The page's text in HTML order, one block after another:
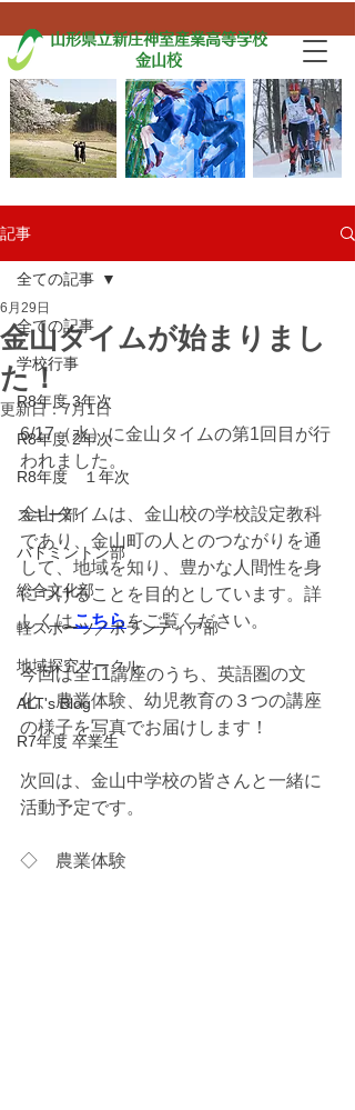
山形県立新庄神室産業高等学校
金山校
記事
全ての記事
学校行事
R8年度 3年次
R8年度 2年次
R8年度 １年次
スキー部
バドミントン部
総合文化部
軽スポーツ／ボランティア部
地域探究サークル
ALT's Blog
R7年度 卒業生
全ての記事
金山タイムが始まりまし
た！
6月29日
更新日：7月1日
6/17（水）に金山タイムの第1回目が行
われました。
金山タイムは、金山校の学校設定教科
であり、金山町の人とのつながりを通
して、地域を知り、豊かな人間性を身
につけることを目的としています。詳
しくはこちら をご覧ください。
今回は全11講座のうち、英語圏の文
化、農業体験、幼児教育の３つの講座
の様子を写真でお届けします！
次回は、金山中学校の皆さんと一緒に
活動予定です。
◇　農業体験